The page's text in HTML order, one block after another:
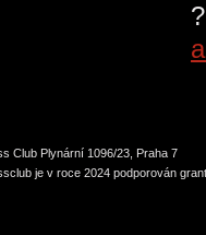
Club Plynární 1096/23, Praha 7
je v roce 2024 podporován